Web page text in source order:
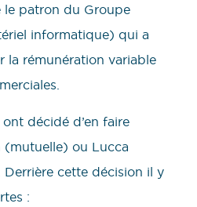
le patron du Groupe
informatique) qui a
la rémunération variable
décidé d’en faire
ou Lucca
cette décision il y
: